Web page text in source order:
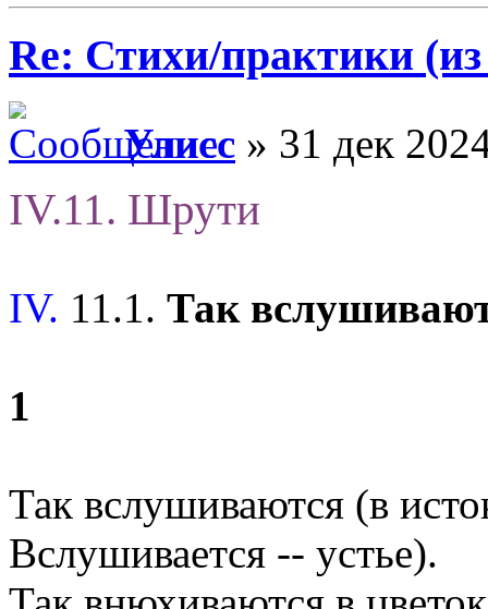
Re: Стихи/практики
Улисс » 31 дек
IV.11. Шрути
IV. 11.1. Так
1
Так вслушиваются (в
Вслушивается -- устье).